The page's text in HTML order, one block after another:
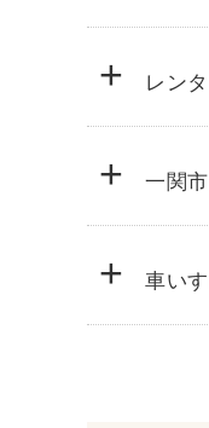
+ レン
+ 一関
+ 車い